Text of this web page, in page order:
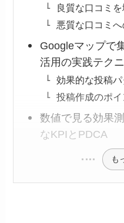
良質な口コミ
悪質な口コミ
Googleマップで
活用の実践テク
効果的な投稿
投稿作成のポイ
数値で見る効果
なKPIとPDCA
も